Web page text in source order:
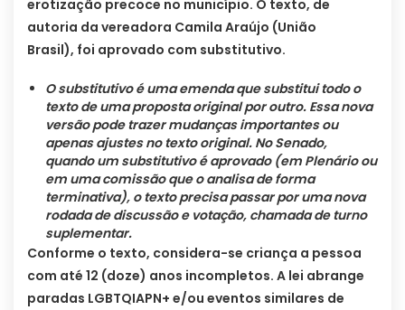
erotização precoce no município. O texto, de
autoria da vereadora Camila Araújo (União
Brasil), foi aprovado com substitutivo.
O substitutivo é uma emenda que substitui todo o
texto de uma proposta original por outro. Essa nova
versão pode trazer mudanças importantes ou
apenas ajustes no texto original. No Senado,
quando um substitutivo é aprovado (em Plenário ou
em uma comissão que o analisa de forma
terminativa), o texto precisa passar por uma nova
rodada de discussão e votação, chamada de turno
suplementar.
Conforme o texto, considera-se criança a pessoa
com até 12 (doze) anos incompletos. A lei abrange
paradas LGBTQIAPN+ e/ou eventos similares de